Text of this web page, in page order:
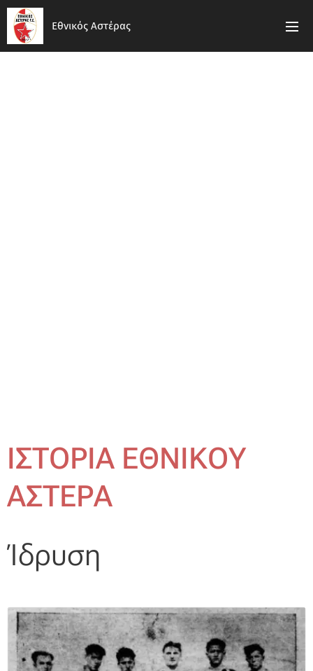
Εθνικός Αστέρας
ΙΣΤΟΡΙΑ ΕΘΝΙΚΟΥ
ΑΣΤΕΡΑ
Ίδρυση